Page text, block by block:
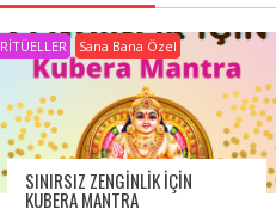
RİTÜELLER Sana Bana Özel
SINIRSIZ ZENGINLIK IÇIN
KUBERA MANTRA